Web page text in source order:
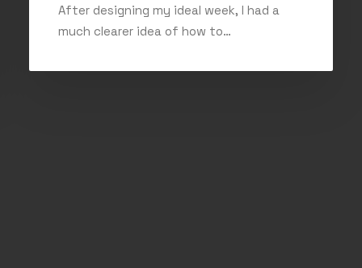
After designing my ideal week, I had a
much clearer idea of how to…